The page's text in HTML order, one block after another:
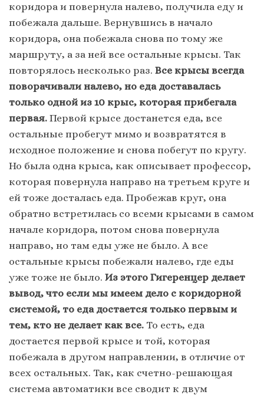
коридора и повернула налево, получила еду и
побежала дальше. Вернувшись в начало
коридора, она побежала снова по тому же
маршруту, а за ней все остальные крысы. Так
повторялось несколько раз. Все крысы всегда
поворачивали налево, но еда доставалась
только одной из 10 крыс, которая прибегала
первая. Первой крысе достанется еда, все
остальные пробегут мимо и возвратятся в
исходное положение и снова побегут по кругу.
Но была одна крыса, как описывает профессор,
которая повернула направо на третьем круге и
ей тоже досталась еда. Пробежав круг, она
обратно встретилась со всеми крысами в самом
начале коридора, потом снова повернула
направо, но там еды уже не было. А все
остальные крысы побежали налево, где еды
уже тоже не было. Из этого Гигеренцер делает
вывод, что если мы имеем дело с коридорной
системой, то еда достается только первым и
тем, кто не делает как все. То есть, еда
достается первой крысе и той, которая
побежала в другом направлении, в отличие от
всех остальных. Так, как счетно-решающая
система автоматики все сводит к двум